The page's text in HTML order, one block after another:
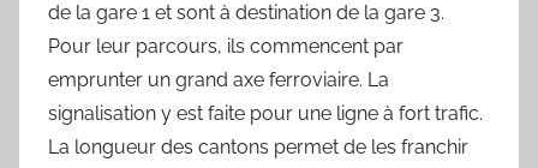
de la gare 1 et sont à destination de la gare 3.
Pour leur parcours, ils commencent par
emprunter un grand axe ferroviaire. La
signalisation y est faite pour une ligne à fort trafic.
La longueur des cantons permet de les franchir